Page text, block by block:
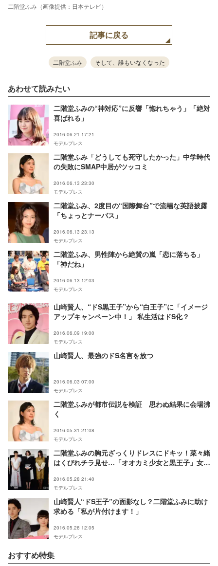
二階堂ふみ（画像提供：日本テレビ）
記事に戻る
二階堂ふみ そして、誰もいなくなった
あわせて読みたい
二階堂ふみの“神対応”に反響「惚れちゃう」「絶対
喜ばれる」
2016.06.21 17:21
モデルプレス
二階堂ふみ「どうしても死守したかった」中学時代
の失敗にSMAP中居がツッコミ
2016.06.13 23:30
モデルプレス
二階堂ふみ、2度目の“国際舞台”で流暢な英語披露
「ちょっとナーバス」
2016.06.13 23:13
モデルプレス
二階堂ふみ、男性陣から絶賛の嵐「恋に落ちる」
「神だね」
2016.06.13 12:03
モデルプレス
山崎賢人、“ドS黒王子”から“白王子”に「イメージ
アップキャンペーン中！」 私生活はドS化？
2016.06.09 19:00
モデルプレス
山崎賢人、最強のドS名言を放つ
2016.06.03 07:00
モデルプレス
二階堂ふみが都市伝説を検証 思わぬ結果に会場沸
く
2016.05.31 21:08
モデルプレス
二階堂ふみの胸元ざっくりドレスにドキッ！菜々緒
はくびれチラ見せ…「オオカミ少女と黒王子」女性
2016.05.28 21:40
モデルプレス
山崎賢人“ドS王子”の面影なし？二階堂ふみに助け
求める「私が片付けます！」
2016.05.28 12:05
モデルプレス
おすすめ特集